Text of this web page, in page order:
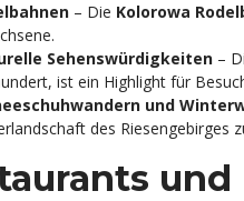
– Die Kolorowa
Sehenswürdigkeiten–
ist ein Highlight für
und
des Riesengebirges